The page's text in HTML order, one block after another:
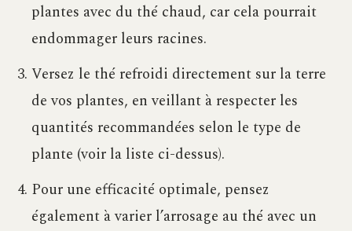
plantes avec du thé chaud, car cela pourrait
endommager leurs racines.
Versez le thé refroidi directement sur la terre
de vos plantes, en veillant à respecter les
quantités recommandées selon le type de
plante (voir la liste ci-dessus).
Pour une efficacité optimale, pensez
également à varier l’arrosage au thé avec un